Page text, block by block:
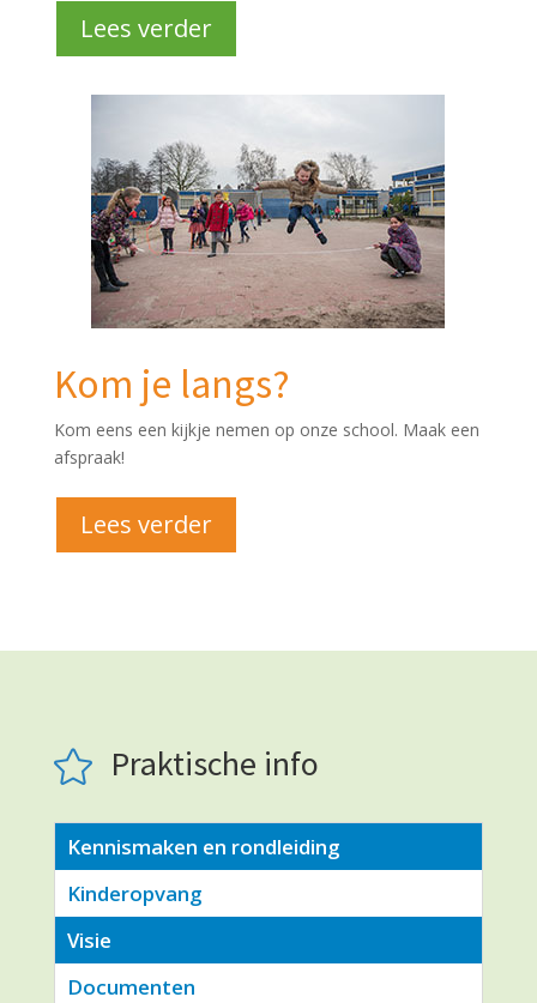
Lees verder
Kom je langs?
Kom eens een kijkje nemen op onze school. Maak een
afspraak!
Lees verder
 Praktische info
Kennismaken en rondleiding
Kinderopvang
Visie
Documenten